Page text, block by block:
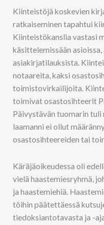
Kiinteistöjä koskevien
ratkaiseminen tapahtui
Kiinteistökanslia vastasi
käsittelemissään
asiakirjatilauksista.
notaareita, kaksi
toimistovirkailijoita.
toimivat osastosihteerit
Päivystävän tuomarin
laamanni ei ollut
osastosihteereiden tai
Käräjäoikeudessa oli
vielä haastemiesryhmä,
ja haastemiehiä.
töihin päätettäessä
tiedoksiantotavasta ja -